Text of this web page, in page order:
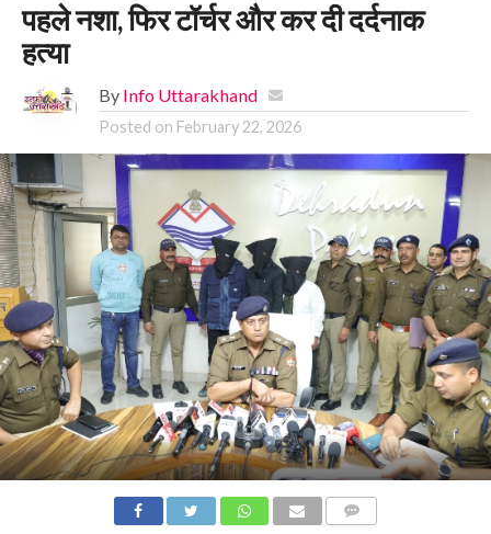
पहले नशा, फिर टॉर्चर और कर दी दर्दनाक
हत्या
By Info Uttarakhand
Posted on February 22, 2026